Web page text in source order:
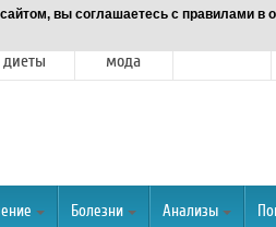
вы соглашаетесь с правилами в
диеты
мода
Болезни Анализы